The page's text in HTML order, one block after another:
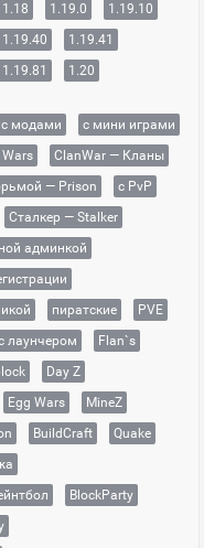
1.18 1.19.0
1.19.10
1.19.40
1.19.41
1.19.81 1.20
с модами
с мини играми
Wars
ClanWar — Кланы
— Prison
с PvP
Сталкер — Stalker
админкой
пиратские
PVE
лаунчером
Flan`s
Day Z
Egg Wars
MineZ
BuildCraft
Quake
BlockParty